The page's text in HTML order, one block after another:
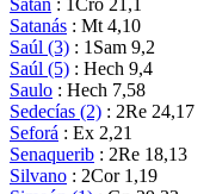
Satán : 1Cro 21,1
Satanás : Mt 4,10
Saúl (3) : 1Sam 9,2
Saúl (5) : Hech 9,4
Saulo : Hech 7,58
Sedecías (2) : 2Re 24,17
Seforá : Ex 2,21
Senaquerib : 2Re 18,13
Silvano : 2Cor 1,19